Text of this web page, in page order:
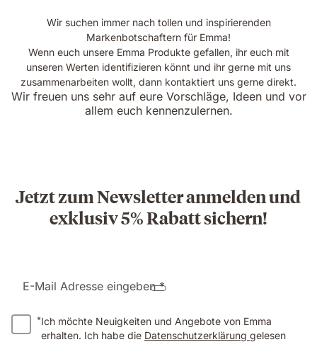
Wir suchen immer nach tollen und inspirierenden
Markenbotschaftern für Emma!
Wenn euch unsere Emma Produkte gefallen, ihr euch mit
unseren Werten identifizieren könnt und ihr gerne mit uns
zusammenarbeiten wollt, dann kontaktiert uns gerne direkt.
Wir freuen uns sehr auf eure Vorschläge, Ideen und vor
allem euch kennenzulernen.
Jetzt zum Newsletter anmelden und
exklusiv 5% Rabatt sichern!
E-Mail Adresse eingeben *
*Ich möchte Neuigkeiten und Angebote von Emma
erhalten. Ich habe die Datenschutzerklärung gelesen